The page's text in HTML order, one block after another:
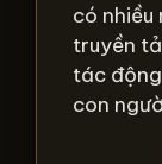
có nhiều
truyền
tác
con